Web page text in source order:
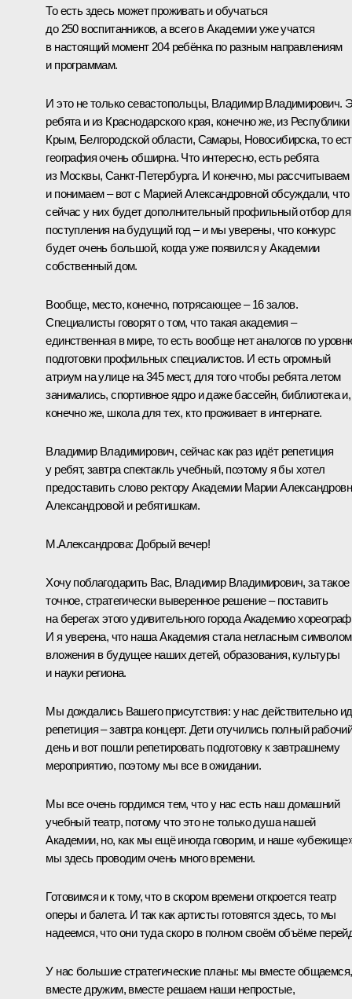
То есть здесь может проживать и обучаться
до 250 воспитанников, а всего в Академии уже учатся
в настоящий момент 204 ребёнка по разным направлениям
и программам.
И это не только севастопольцы, Владимир Владимирович.
ребята и из Краснодарского края, конечно же, из Республики
Крым, Белгородской области, Самары, Новосибирска, то
география очень обширна. Что интересно, есть ребята
из Москвы, Санкт-Петербурга. И конечно, мы рассчитываем
и понимаем – вот с Марией Александровной обсуждали, что
сейчас у них будет дополнительный профильный отбор для
поступления на будущий год – и мы уверены, что конкурс
будет очень большой, когда уже появился у Академии
собственный дом.
Вообще, место, конечно, потрясающее – 16 залов.
Специалисты говорят о том, что такая академия –
единственная в мире, то есть вообще нет аналогов по
подготовки профильных специалистов. И есть огромный
атриум на улице на 345 мест, для того чтобы ребята летом
занимались, спортивное ядро и даже бассейн, библиотека и,
конечно же, школа для тех, кто проживает в интернате.
Владимир Владимирович, сейчас как раз идёт репетиция
у ребят, завтра спектакль учебный, поэтому я бы хотел
предоставить слово ректору Академии Марии
Александровой и ребятишкам.
М.Александрова: Добрый вечер!
Хочу поблагодарить Вас, Владимир Владимирович, за такое
точное, стратегически выверенное решение – поставить
на берегах этого удивительного города Академию
И я уверена, что наша Академия стала негласным символом
вложения в будущее наших детей, образования, культуры
и науки региона.
Мы дождались Вашего присутствия: у нас действительно
репетиция – завтра концерт. Дети отучились полный
день и вот пошли репетировать подготовку к завтрашнему
мероприятию, поэтому мы все в ожидании.
Мы все очень гордимся тем, что у нас есть наш домашний
учебный театр, потому что это не только душа нашей
Академии, но, как мы ещё иногда говорим, и наше
мы здесь проводим очень много времени.
Готовимся и к тому, что в скором времени откроется театр
оперы и балета. И так как артисты готовятся здесь, то мы
надеемся, что они туда скоро в полном своём объёме
У нас большие стратегические планы: мы вместе общаемся,
вместе дружим, вместе решаем наши непростые,